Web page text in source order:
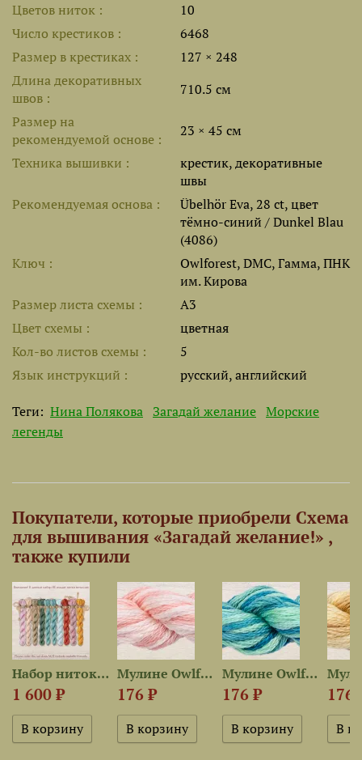
Цветов ниток
10
Число крестиков
6468
Размер в крестиках
127 × 248
Длина декоративных
швов
710.5 см
Размер на
рекомендуемой основе
23 × 45 см
Техника вышивки
крестик, декоративные
швы
Рекомендуемая основа
Übelhör Eva, 28 ct, цвет
тёмно-синий / Dunkel Blau
(4086)
Ключ
Owlforest, DMC, Гамма, ПНК
им. Кирова
Размер листа cхемы
A3
Цвет схемы
цветная
Кол-во листов схемы
5
Язык инструкций
русский, английский
Теги: Нина Полякова Загадай желание Морские
легенды
Покупатели, которые приобрели Схема
для вышивания «Загадай желание!» ,
также купили
Набор ниток OwlForest для...
1 600 ₽
Мулине Owlforest 3519 —...
176 ₽
Мулине Owlforest 3416 —...
176 ₽ 176